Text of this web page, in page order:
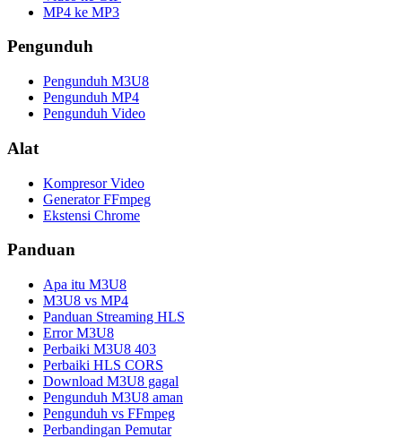
MP4 ke MP3
Pengunduh
Pengunduh M3U8
Pengunduh MP4
Pengunduh Video
Alat
Kompresor Video
Generator FFmpeg
Ekstensi Chrome
Panduan
Apa itu M3U8
M3U8 vs MP4
Panduan Streaming HLS
Error M3U8
Perbaiki M3U8 403
Perbaiki HLS CORS
Download M3U8 gagal
Pengunduh M3U8 aman
Pengunduh vs FFmpeg
Perbandingan Pemutar